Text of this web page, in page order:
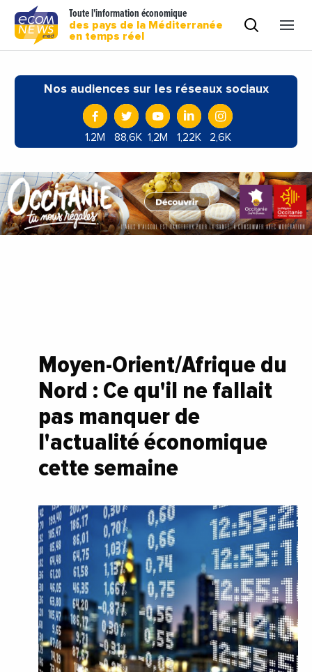
Toute l'information économique
des pays de la Méditerranée
en temps réel
Nos audiences sur les réseaux sociaux
1.2M 88,6K 1,2M 1,22K 2,6K
Moyen-Orient/Afrique du
Nord : Ce qu'il ne fallait
pas manquer de
l'actualité économique
cette semaine